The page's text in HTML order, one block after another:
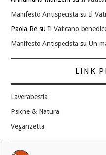
Manifesto Antispecista suIl
Paola Re suIl Vaticano
Manifesto Antispecista suUn
LINK
Laverabestia
Psiche & Natura
Veganzetta